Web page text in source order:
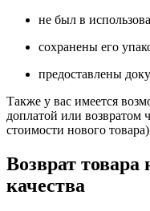
не был в
сохранены его
предоставлены
Также у вас имеется
доплатой или возвратом
стоимости нового
Возврат товара
качества